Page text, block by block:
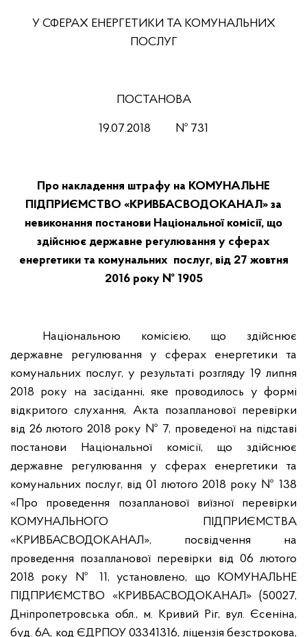
У СФЕРАХ ЕНЕРГЕТИКИ ТА КОМУНАЛЬНИХ
ПОСЛУГ
ПОСТАНОВА
19.07.2018 № 731
Про накладення штрафу на КОМУНАЛЬНЕ
ПІДПРИЄМСТВО «КРИВБАСВОДОКАНАЛ» за
невиконання постанови Національної комісії, що
здійснює державне регулювання у сферах
енергетики та комунальних послуг, від 27 жовтня
2016 року № 1905
Національною комісією, що здійснює
державне регулювання у сферах енергетики та
комунальних послуг, у результаті розгляду 19 липня
2018 року на засіданні, яке проводилось у формі
відкритого слухання, Акта позапланової перевірки
від 26 лютого 2018 року № 7, проведеної на підставі
постанови Національної комісії, що здійснює
державне регулювання у сферах енергетики та
комунальних послуг, від 01 лютого 2018 року № 138
«Про проведення позапланової виїзної перевірки
КОМУНАЛЬНОГО ПІДПРИЄМСТВА
«КРИВБАСВОДОКАНАЛ», посвідчення на
проведення позапланової перевірки від 06 лютого
2018 року № 11, установлено, що КОМУНАЛЬНЕ
ПІДПРИЄМСТВО «КРИВБАСВОДОКАНАЛ» (50027,
Дніпропетровська обл., м. Кривий Ріг, вул. Єсеніна,
буд. 6А, код ЄДРПОУ 03341316, ліцензія безстрокова,